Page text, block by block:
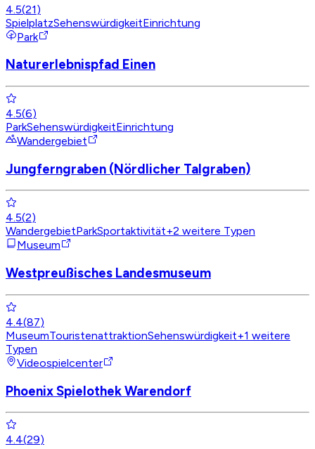
4.5(21)
SpielplatzSehenswürdigkeitEinrichtung
Park
Naturerlebnispfad Einen
4.5(6)
ParkSehenswürdigkeitEinrichtung
Wandergebiet
Jungferngraben (Nördlicher Talgraben)
4.5(2)
WandergebietParkSportaktivität+2 weitere Typen
Museum
Westpreußisches Landesmuseum
4.4(87)
MuseumTouristenattraktionSehenswürdigkeit+1 weitere
Typen
Videospielcenter
Phoenix Spielothek Warendorf
4.4(29)